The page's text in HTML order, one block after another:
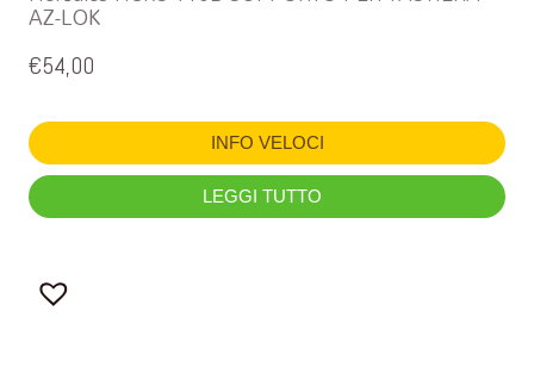
AZ-LOK
€54,00
INFO VELOCI
LEGGI TUTTO